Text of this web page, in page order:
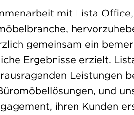
mit Lista
gemeinsam ein
Ergebnisse erzielt.
Leistungen
und
ihren Kunden